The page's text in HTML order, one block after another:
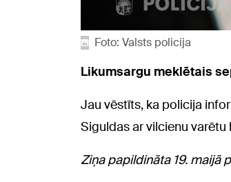
Foto: Valsts policija
Likumsargu meklētais
Jau vēstīts, ka policija
Siguldas ar vilcienu varētu
Ziņa papildināta 19. maijā